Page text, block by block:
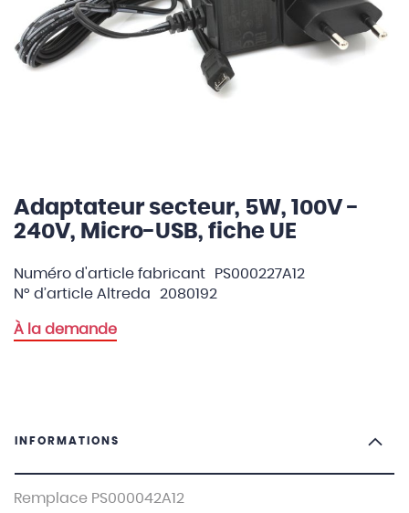
Skip
to
beginning
of
images
gallery
Adaptateur secteur, 5W, 100V -
240V, Micro-USB, fiche UE
Numéro d'article fabricant
PS000227A12
N° d’article Altreda
2080192
À la demande
INFORMATIONS
Remplace PS000042A12